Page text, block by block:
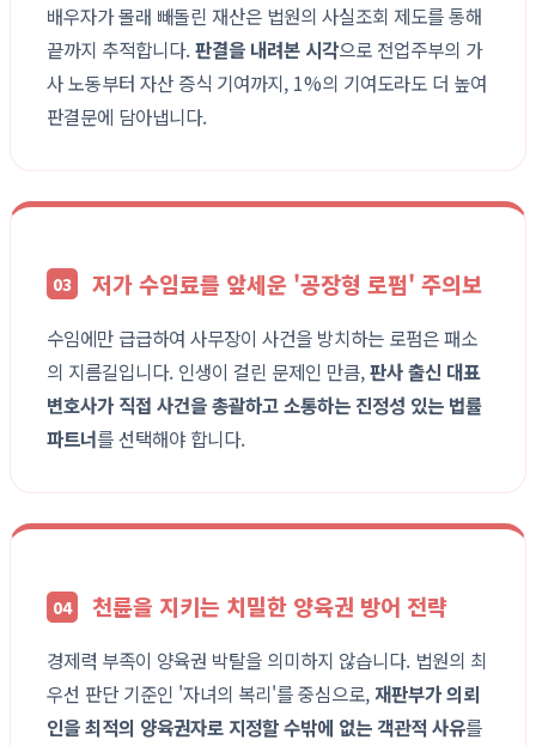
배우자가 몰래 빼돌린 재산은 법원의 사실조회 제도를 통해
끝까지 추적합니다.판결을 내려본 시각으로 전업주부의 가
사 노동부터 자산 증식 기여까지, 1%의 기여도라도 더 높여
판결문에 담아냅니다.
03 저가 수임료를 앞세운 '공장형 로펌' 주의보
수임에만 급급하여 사무장이 사건을 방치하는 로펌은 패소
의 지름길입니다. 인생이 걸린 문제인 만큼,판사 출신 대표
변호사가 직접 사건을 총괄하고 소통하는 진정성 있는 법률
파트너를 선택해야 합니다.
04 천륜을 지키는 치밀한 양육권 방어 전략
경제력 부족이 양육권 박탈을 의미하지 않습니다. 법원의 최
우선 판단 기준인 '자녀의 복리'를 중심으로, 재판부가 의뢰
인을 최적의 양육권자로 지정할 수밖에 없는 객관적 사유를